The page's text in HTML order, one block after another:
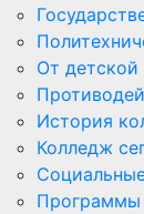
От
История
Колледж
Программы